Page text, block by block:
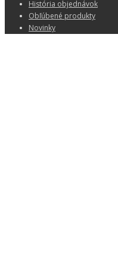
História objednávok
Obľúbené produkty
Novinky